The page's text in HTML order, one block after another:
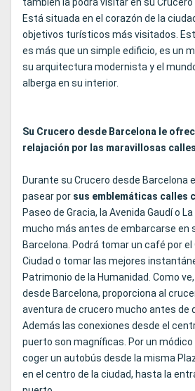
también la podrá visitar en su
Está situada en el corazón de la
objetivos turísticos más visitados.
es más que un simple edificio, es un
su arquitectura modernista y el
alberga en su interior.
Su Crucero desde Barcelona le
relajación por las maravillosas
Durante su Crucero desde Barcelona
pasear por sus emblemáticas calles
Paseo de Gracia, la Avenida Gaudí o
mucho más antes de embarcarse en
Barcelona. Podrá tomar un café por
Ciudad o tomar las mejores
Patrimonio de la Humanidad. Como
desde Barcelona, proporciona al
aventura de crucero mucho antes de
Además las conexiones desde el
puerto son magníficas. Por un
coger un autobús desde la misma
en el centro de la ciudad, hasta la